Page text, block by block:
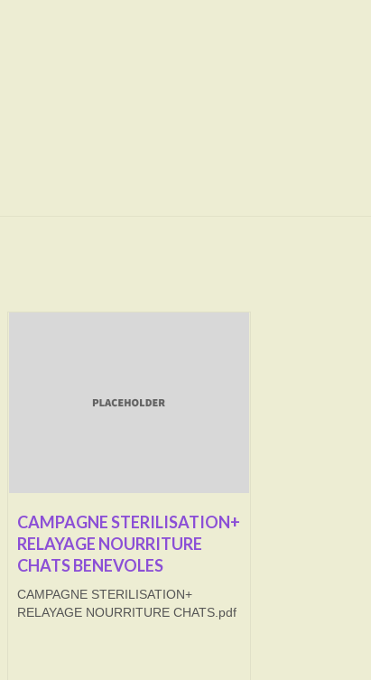
CAMPAGNE STERILISATION+
RELAYAGE NOURRITURE
CHATS BENEVOLES
CAMPAGNE STERILISATION+
RELAYAGE NOURRITURE CHATS.pdf